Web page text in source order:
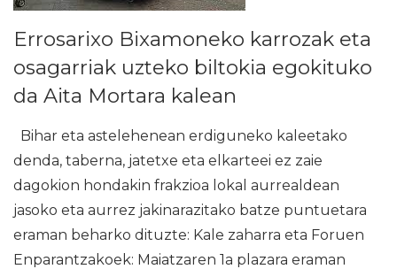
Errosarixo Bixamoneko karrozak eta
osagarriak uzteko biltokia egokituko
da Aita Mortara kalean
Bihar eta astelehenean erdiguneko kaleetako
denda, taberna, jatetxe eta elkarteei ez zaie
dagokion hondakin frakzioa lokal aurrealdean
jasoko eta aurrez jakinarazitako batze puntuetara
eraman beharko dituzte: Kale zaharra eta Foruen
Enparantzakoek: Maiatzaren 1a plazara eraman